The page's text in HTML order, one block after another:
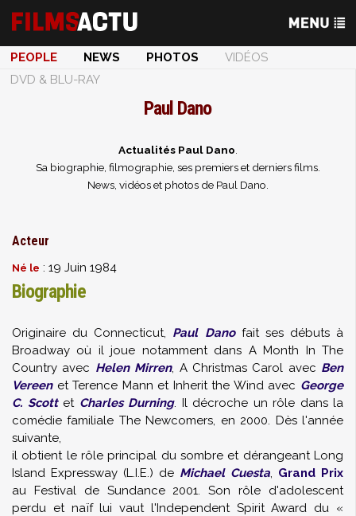
PEOPLE NEWS PHOTOS
VIDÉOS
DVD & BLU-RAY
Paul Dano
Actualités Paul Dano
Sa biographie, filmographie, ses premiers et derniers films.
News, vidéos et photos de Paul Dano.
Acteur
Né le : 19 Juin 1984
Biographie
Originaire du Connecticut, Paul Danofait ses débuts à
Broadway où il joue notamment dans A Month In The
Country avec Helen Mirren, A Christmas Carol avec Ben
Vereenet Terence Mann et Inherit the Wind avec George
C. Scottet Charles Durning. Il décroche un rôle dans la
comédie familiale The Newcomers, en 2000. Dès l'année
suivante,
il obtient le rôle principal du sombre et dérangeant Long
Island Expressway (L.I.E.) de Michael Cuesta, Grand Prix
au Festival de Sundance 2001. Son rôle d'adolescent
perdu et naïf lui vaut l'Independent Spirit Award du «